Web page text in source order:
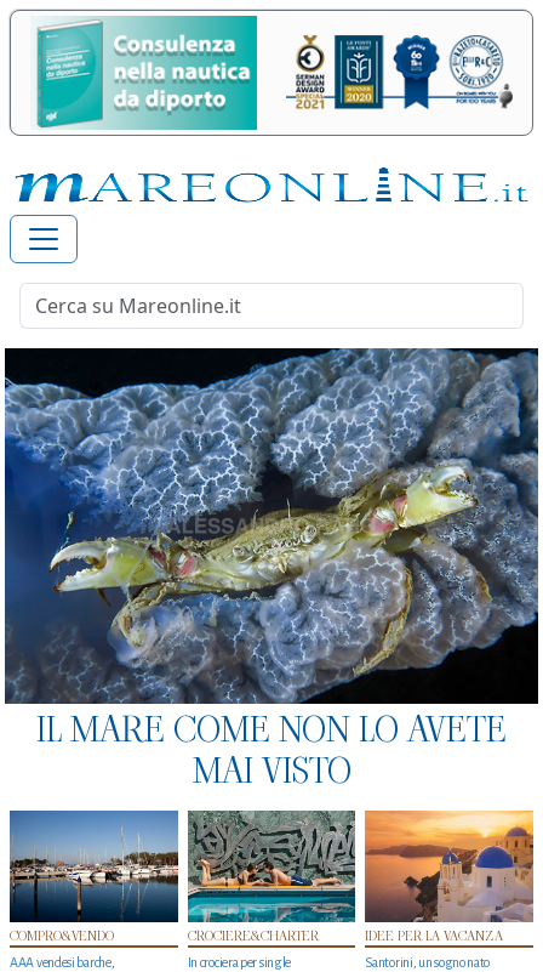
IL MARE COME NON LO AVETE
MAI VISTO
COMPRO&VENDO
AAA vendesi barche,
CROCIERE&CHARTER
In crociera per single
IDEE PER LA VACANZA
Santorini, un sogno nato